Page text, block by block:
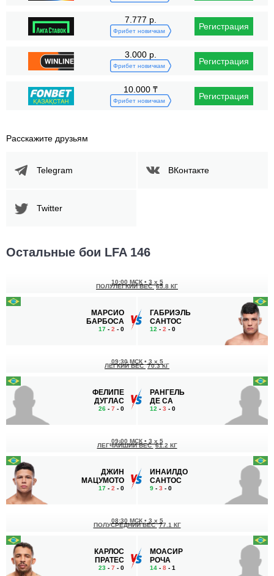
7.777 р.
Фрибет новичкам Регистрация
3.000 р.
Фрибет новичкам Регистрация
10.000 ₸
Фрибет новичкам Регистрация
Расскажите друзьям
Telegram ВКонтакте
Twitter
Остальные бои LFA 146
МАРСИО
БАРБОСА
17 - 2 - 0
10:00 МСК • 3 x 5
ПОЛУЛЕГКИЙ ВЕС 65.8 КГ
ГАБРИЭЛЬ
САНТОС
12 - 2 - 0
ФЕЛИПЕ
ДУГЛАС
26 - 7 - 0
09:30 МСК • 3 x 5
ЛЕГКИЙ ВЕС 70.3 КГ
РАНГЕЛЬ
ДЕ СА
12 - 3 - 0
ДЖИН
МАЦУМОТО
17 - 2 - 0
09:00 МСК • 3 x 5
ЛЕГЧАЙШИЙ ВЕС 61.2 КГ
ИНАИЛДО
САНТОС
9 - 3 - 0
КАРЛОС
ПРАТЕС
23 - 7 - 0
08:30 МСК • 3 x 5
ПОЛУСРЕДНИЙ ВЕС 77.1 КГ
МОАСИР
РОЧА
14 - 8 - 1